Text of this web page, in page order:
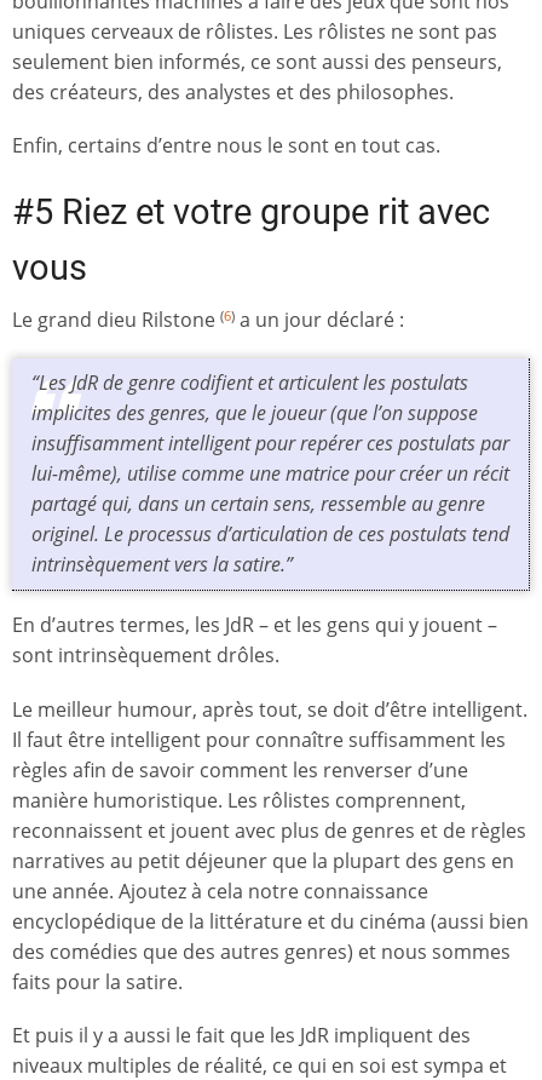
uniques cerveaux de rôlistes. Les rôlistes ne sont pas
seulement bien informés, ce sont aussi des penseurs,
des créateurs, des analystes et des philosophes.
Enfin, certains d’entre nous le sont en tout cas.
#5 Riez et votre groupe rit avec
vous
Le grand dieu Rilstone (6) a un jour déclaré :
“Les JdR de genre codifient et articulent les postulats
implicites des genres, que le joueur (que l’on suppose
insuffisamment intelligent pour repérer ces postulats par
lui-même), utilise comme une matrice pour créer un récit
partagé qui, dans un certain sens, ressemble au genre
originel. Le processus d’articulation de ces postulats tend
intrinsèquement vers la satire.”
En d’autres termes, les JdR – et les gens qui y jouent –
sont intrinsèquement drôles.
Le meilleur humour, après tout, se doit d’être intelligent.
Il faut être intelligent pour connaître suffisamment les
règles afin de savoir comment les renverser d’une
manière humoristique. Les rôlistes comprennent,
reconnaissent et jouent avec plus de genres et de règles
narratives au petit déjeuner que la plupart des gens en
une année. Ajoutez à cela notre connaissance
encyclopédique de la littérature et du cinéma (aussi bien
des comédies que des autres genres) et nous sommes
faits pour la satire.
Et puis il y a aussi le fait que les JdR impliquent des
niveaux multiples de réalité, ce qui en soi est sympa et